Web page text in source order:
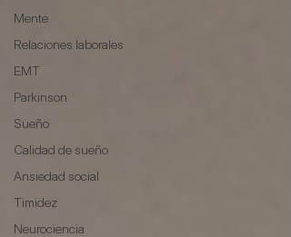
Mente
Relaciones laborales
EMT
Parkinson
Sueño
Calidad de sueño
Ansiedad social
Timidez
Neurociencia